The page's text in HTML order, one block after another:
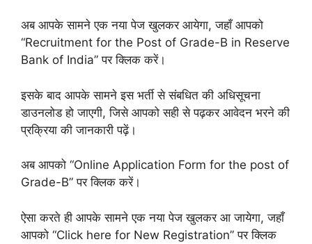
अब आपके सामने एक नया पेज खुलकर आयेगा, जहाँ आपको
“Recruitment for the Post of Grade-B in Reserve
Bank of India” पर क्लिक करें।
इसके बाद आपके सामने इस भर्ती से संबधित की अधिसूचना
डाउनलोड हो जाएगी, जिसे आपको सही से पढ़कर आवेदन भरने की
प्रक्रिया की जानकारी पढ़ें।
अब आपको “Online Application Form for the post of
Grade-B” पर क्लिक करें।
ऐसा करते ही आपके सामने एक नया पेज खुलकर आ जायेगा, जहाँ
आपको “Click here for New Registration” पर क्लिक